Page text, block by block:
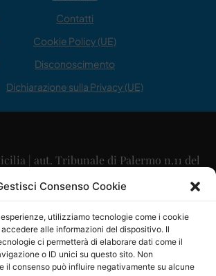
Consenso Cookie
utilizziamo tecnologie come i cookie
alle informazioni del dispositivo. Il
ci permetterà di elaborare dati come il
o ID unici su questo sito. Non
il consenso può influire negativamente su alcune
Contatti
Cookie Policy (UE)
Disconoscimento
Dichiarazione sulla Privacy (UE)
| aut. Tribunale di Palermo n.11 del
29/09/2015
Editoriale: Maurizio Scaglione
Responsabile: Maria Calabrese